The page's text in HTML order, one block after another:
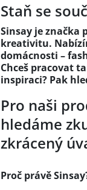
Staň se
Sinsay je
kreativitu.
domácnosti –
Chceš pracovat
inspiraci? Pak
Pro naši
hledáme
zkrácený
Proč právě